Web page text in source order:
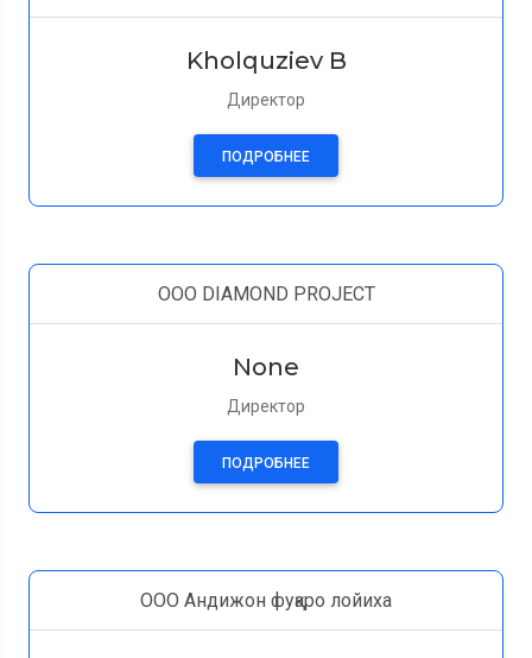
Kholquziev B
Директор
ПОДРОБНЕЕ
OOO DIAMOND PROJECT
None
Директор
ПОДРОБНЕЕ
ООО Aндижон фуқаро лойиха